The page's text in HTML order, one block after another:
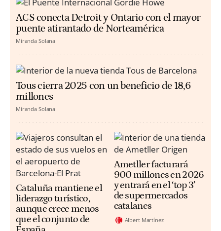
ACS conecta Detroit y Ontario con el mayor
puente atirantado de Norteamérica
Miranda Solana
Tous cierra 2025 con un beneficio de 18,6
millones
Miranda Solana
Cataluña mantiene el
liderazgo turístico,
aunque crece menos
que el conjunto de
Ametller facturará
900 millones en 2026
y entrará en el ‘top 3’
de supermercados
catalanes
Albert Martínez